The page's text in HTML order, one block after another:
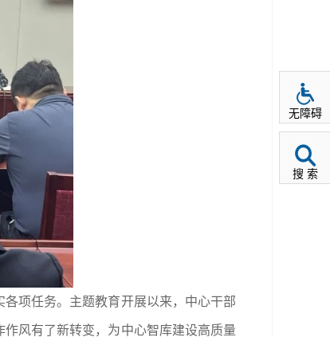
项任务。主题教育开展以来，中心干部
风有了新转变，为中心智库建设高质量
无障碍
搜 索